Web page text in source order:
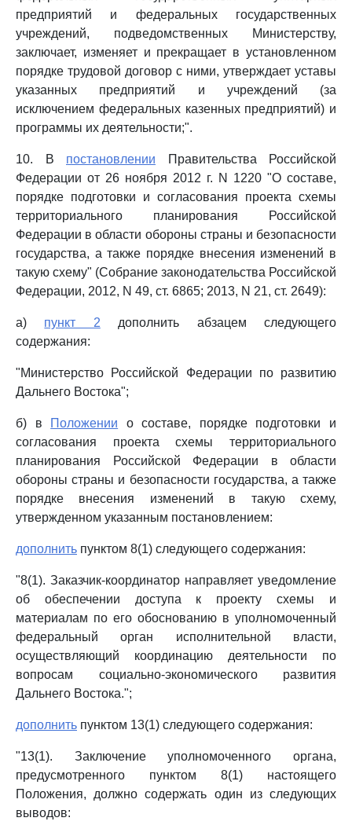
предприятий и федеральных государственных
учреждений, подведомственных Министерству,
заключает, изменяет и прекращает в установленном
порядке трудовой договор с ними, утверждает уставы
указанных предприятий и учреждений (за
исключением федеральных казенных предприятий) и
программы их деятельности;".
10. В постановлении Правительства Российской
Федерации от 26 ноября 2012 г. N 1220 "О составе,
порядке подготовки и согласования проекта схемы
территориального планирования Российской
Федерации в области обороны страны и безопасности
государства, а также порядке внесения изменений в
такую схему" (Собрание законодательства Российской
Федерации, 2012, N 49, ст. 6865; 2013, N 21, ст. 2649):
а) пункт 2 дополнить абзацем следующего
содержания:
"Министерство Российской Федерации по развитию
Дальнего Востока";
б) в Положении о составе, порядке подготовки и
согласования проекта схемы территориального
планирования Российской Федерации в области
обороны страны и безопасности государства, а также
порядке внесения изменений в такую схему,
утвержденном указанным постановлением:
дополнить пунктом 8(1) следующего содержания:
"8(1). Заказчик-координатор направляет уведомление
об обеспечении доступа к проекту схемы и
материалам по его обоснованию в уполномоченный
федеральный орган исполнительной власти,
осуществляющий координацию деятельности по
вопросам социально-экономического развития
Дальнего Востока.";
дополнить пунктом 13(1) следующего содержания:
"13(1). Заключение уполномоченного органа,
предусмотренного пунктом 8(1) настоящего
Положения, должно содержать один из следующих
выводов: